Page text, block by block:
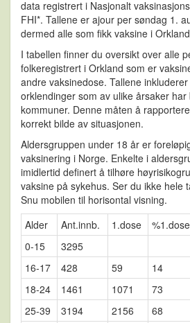
data registrert i Nasjonalt
FHI*. Tallene er ajour per søndag 1.
dermed alle som fikk vaksine i
I tabellen finner du oversikt over alle
folkeregistrert i Orkland som er
andre vaksinedose. Tallene
orklendinger som av ulike årsaker
kommuner. Denne måten å
korrekt bilde av situasjonen.
Aldersgruppen under 18 år er
vaksinering i Norge. Enkelte i
imidlertid definert å tilhøre
vaksine på sykehus. Ser du ikke hele
Snu mobilen til horisontal visning.
Alder
Ant.innb. 1.dose %1.dose
0-15
3295
16-17
428 59 14
18-24
1461 1071 73
25-39
3194 2156 68